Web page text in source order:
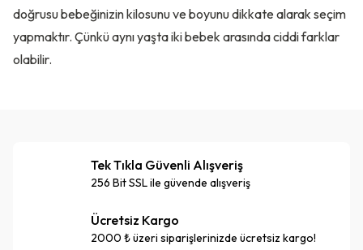
doğrusu bebeğinizin kilosunu ve boyunu dikkate alarak seçim
yapmaktır. Çünkü aynı yaşta iki bebek arasında ciddi farklar
olabilir.
Tek Tıkla Güvenli Alışveriş
256 Bit SSL ile güvende alışveriş
Ücretsiz Kargo
2000 ₺ üzeri siparişlerinizde ücretsiz kargo!